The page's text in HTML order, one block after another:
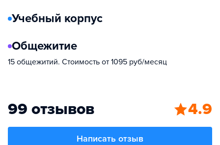
Учебный корпус
Общежитие
15 общежитий. Стоимость от 1095 руб/месяц
99 отзывов 4.9
Написать отзыв